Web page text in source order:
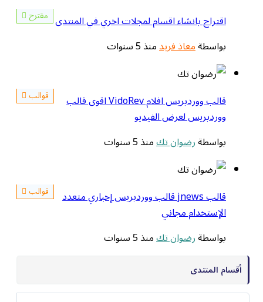
مقترح
اقتراح بانشاء اقسام لمجلات اخري في المنتدى
بواسطةمعاذ فريدمنذ 5 سنوات
قوالب قالب ووردبريس افلام VidoRev اقوى قالب
ووردبريس لعرض الفيديو
بواسطةرضوان تكمنذ 5 سنوات
قوالب قالب jnews قالب ووردبريس إخباري متعدد
الإستخدام مجاني
بواسطةرضوان تكمنذ 5 سنوات
أقسام المنتدى